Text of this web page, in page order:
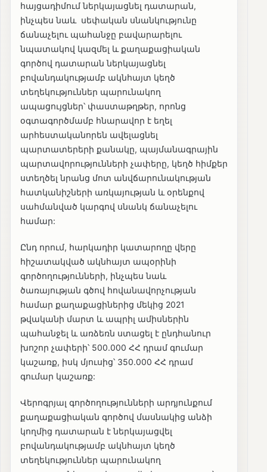
հայցադիմում ներկայացնել դատարան,
ինչպես նաև սեփական սնանկությունը
ճանաչելու պահանջը բավարարելու
նպատակով կազմել և քաղաքացիական
գործով դատարան ներկայացնել
բովանդակությամբ ակնհայտ կեղծ
տեղեկություններ պարունակող
ապացույցներ՝ փաստաթղթեր, որոնց
օգտագործմամբ հնարավոր է եղել
արհեստականորեն ավելացնել
պարտատերերի քանակը, պայմանագրային
պարտավորությունների չափերը, կեղծ հիմքեր
ստեղծել նրանց մոտ անվճարունակության
հատկանիշների առկայության և օրենքով
սահմանված կարգով սնանկ ճանաչելու
համար:
Ընդ որում, հարկադիր կատարողը վերը
հիշատակված ակնհայտ ապօրինի
գործողությունների, ինչպես նաև
ծառայության գծով հովանավորչության
համար քաղաքացիներից մեկից 2021
թվականի մարտ և ապրիլ ամիսներին
պահանջել և առձեռն ստացել է ընդհանուր
խոշոր չափերի՝ 500.000 ՀՀ դրամ գումար
կաշառք, իսկ մյուսից՝ 350.000 ՀՀ դրամ
գումար կաշառք:
Վերոգրյալ գործողությունների արդյունքում
քաղաքացիական գործով մասնակից անձի
կողմից դատարան է ներկայացվել
բովանդակությամբ ակնհայտ կեղծ
տեղեկություններ պարունակող